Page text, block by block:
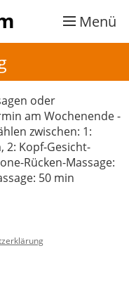
Menü
oder
am Wochenende -
zwischen: 1:
2: Kopf-Gesicht-
Rücken-Massage:
50 min